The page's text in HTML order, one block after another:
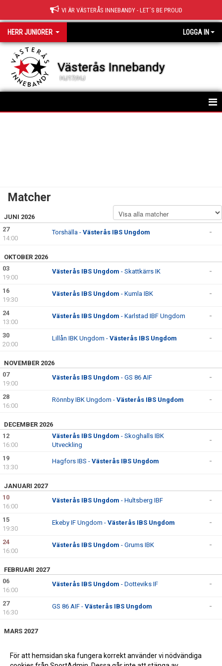
VI ÄR VÄSTERÅS INNEBANDY - LET´S BE PROUD
HERR JUNIORER LOGGA IN
Västerås Innebandy
HJ17/HJ
DOKUMENT
Matcher
JUNI 2026
27
14:00
Torshälla - Västerås IBS Ungdom -
OKTOBER 2026
03
19:00
Västerås IBS Ungdom - Skattkärrs IK -
16
19:30
Västerås IBS Ungdom - Kumla IBK -
24
13:00
Västerås IBS Ungdom - Karlstad IBF Ungdom -
30
20:00
Lillån IBK Ungdom - Västerås IBS Ungdom -
NOVEMBER 2026
07
19:00
Västerås IBS Ungdom - GS 86 AIF -
28
16:00
Rönnby IBK Ungdom - Västerås IBS Ungdom -
DECEMBER 2026
12
16:00
Västerås IBS Ungdom - Skoghalls IBK
Utveckling
-
19
13:30
Hagfors IBS - Västerås IBS Ungdom -
JANUARI 2027
10
16:00
Västerås IBS Ungdom - Hultsberg IBF -
15
19:30
Ekeby IF Ungdom - Västerås IBS Ungdom -
24
16:00
Västerås IBS Ungdom - Grums IBK -
FEBRUARI 2027
06
16:00
Västerås IBS Ungdom - Dotteviks IF -
27
16:30
GS 86 AIF - Västerås IBS Ungdom -
MARS 2027
19:30
För att hemsidan ska fungera korrekt använder vi nödvändiga